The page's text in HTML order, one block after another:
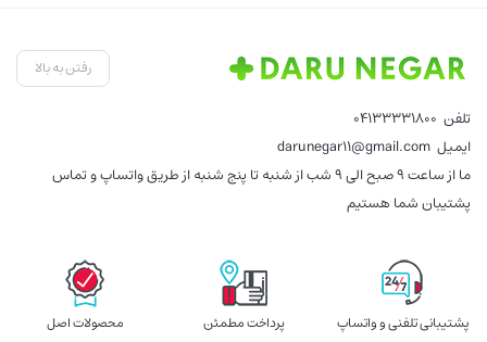
رفتن به بالا
تلفن 04133331800
ایمیل darunegar11@gmail.com
ما از ساعت 9 صبح الی 9 شب از شنبه تا پنج شنبه از طریق واتساپ و تماس
پشتیبان شما هستیم
پشتیبانی تلفنی و واتساپ پرداخت مطمئن محصولات اصل